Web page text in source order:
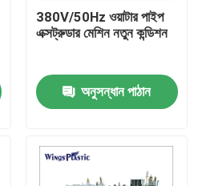
380V/50Hz ওয়াটার পাইপ
এক্সট্রুডার মেশিন নতুন কন্ডিশন
অনুসন্ধান পাঠান